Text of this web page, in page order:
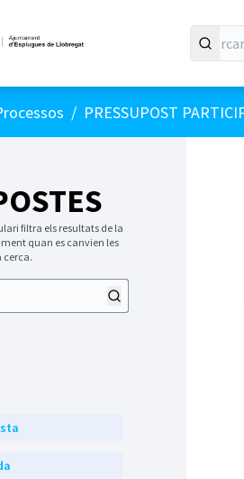
principal / PRESSUPOST
filtra els resultats de la
quan es canvien les
cerca.